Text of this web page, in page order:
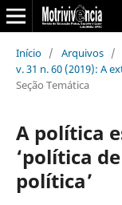
Início / Arquivos /
v. 31 n. 60 (2019): A
Seção Temática
A política
‘política
política’